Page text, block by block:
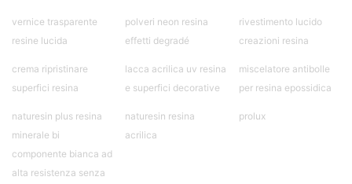
vernice trasparente
resine lucida
polveri neon resina
effetti degradé
rivestimento lucido
creazioni resina
crema ripristinare
superfici resina
lacca acrilica uv resina
e superfici decorative
miscelatore antibolle
per resina epossidica
naturesin plus resina
minerale bi
componente bianca ad
alta resistenza senza
naturesin resina
acrilica
prolux